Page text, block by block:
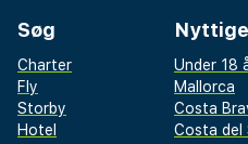
Søg
Charter
Fly
Storby
Hotel
Under 18
Mallorca
Costa
Costa del